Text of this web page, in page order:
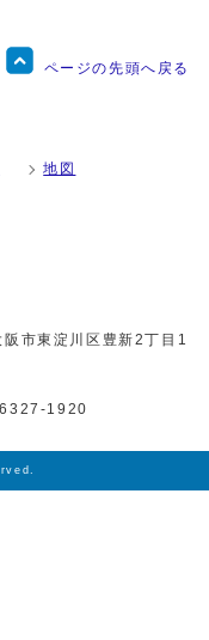
ページの先頭へ戻る
地図
市東淀川区豊新2丁目1
1920